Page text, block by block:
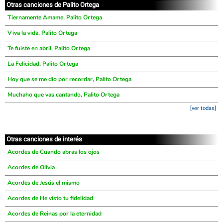
Otras canciones de Palito Ortega
Tiernamente Amame, Palito Ortega
Viva la vida, Palito Ortega
Te fuiste en abril, Palito Ortega
La Felicidad, Palito Ortega
Hoy que se me dio por recordar, Palito Ortega
Muchaho que vas cantando, Palito Ortega
[ver todas]
Otras canciones de interés
Acordes de Cuando abras los ojos
Acordes de Olivia
Acordes de Jesús el mismo
Acordes de He visto tu fidelidad
Acordes de Reinas por la eternidad